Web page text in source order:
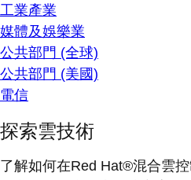
工業產業
媒體及娛樂業
公共部門 (全球)
公共部門 (美國)
電信
探索雲技術
了解如何在Red Hat®混合雲